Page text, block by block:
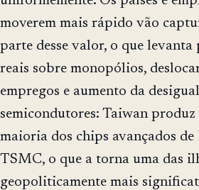
moverem mais rápido vão
parte desse valor, o que levanta
reais sobre monopólios,
empregos e aumento da
semicondutores: Taiwan produz
maioria dos chips avançados de
TSMC, o que a torna uma das
geopoliticamente mais